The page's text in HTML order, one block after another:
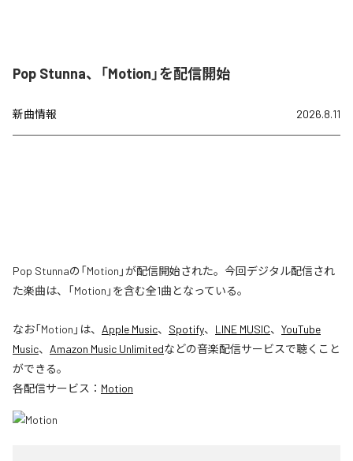
Pop Stunna、「Motion」を配信開始
新曲情報 2026.8.11
Pop Stunnaの「Motion」が配信開始された。今回デジタル配信され
た楽曲は、「Motion」を含む全1曲となっている。
なお「Motion 」は、 Apple Music、 Spotify、 LINE MUSIC、 YouTube
Music、 Amazon Music Unlimitedなどの音楽配信サービスで聴くこと
ができる。
各配信サービス： Motion